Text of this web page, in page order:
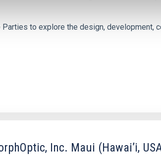
to explore the design, development,
Inc. Maui (Hawai’i,